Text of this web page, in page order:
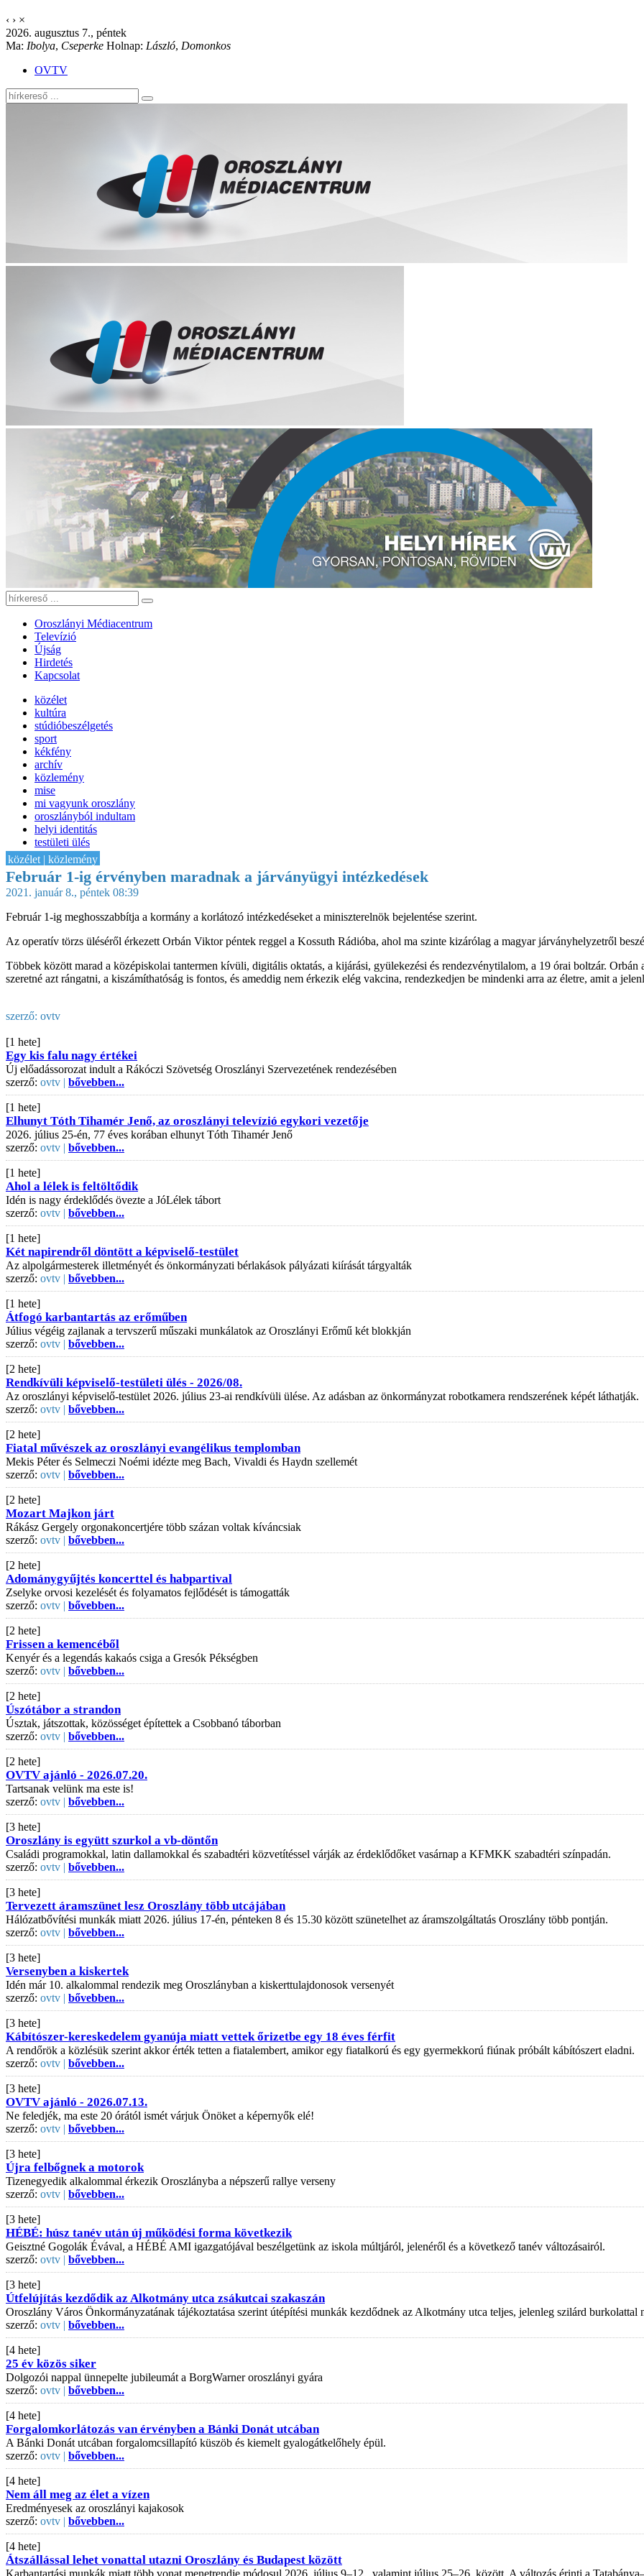
‹ › ×
2026. augusztus 7., péntek
Ma: Ibolya, Cseperke Holnap: László, Domonkos
OVTV
Oroszlányi Médiacentrum
Televízió
Újság
Hirdetés
Kapcsolat
közélet
kultúra
stúdióbeszélgetés
sport
kékfény
archív
közlemény
mise
mi vagyunk oroszlány
oroszlányból indultam
helyi identitás
testületi ülés
IT-HON
közélet | közlemény
Február 1-ig érvényben maradnak a járványügyi intézkedések
2021. január 8., péntek 08:39
Február 1-ig meghosszabbítja a kormány a korlátozó intézkedéseket a miniszterelnök bejelentése szerint.
Az operatív törzs üléséről érkezett Orbán Viktor péntek reggel a Kossuth Rádióba, ahol ma szinte kizárólag a magyar járványhelyzetről
Többek között marad a középiskolai tantermen kívüli, digitális oktatás, a kijárási, gyülekezési és rendezvénytilalom, a 19 órai boltzár.
szeretné azt rángatni, a kiszámíthatóság is fontos, és ameddig nem érkezik elég vakcina, rendezkedjen be mindenki arra az életre, amit a
szerző: ovtv
[1 hete]
Egy kis falu nagy értékei
Új előadássorozat indult a Rákóczi Szövetség Oroszlányi Szervezetének rendezésében
szerző: ovtv | bővebben...
[1 hete]
Elhunyt Tóth Tihamér Jenő, az oroszlányi televízió egykori vezetője
2026. július 25-én, 77 éves korában elhunyt Tóth Tihamér Jenő
szerző: ovtv | bővebben...
[1 hete]
Ahol a lélek is feltöltődik
Idén is nagy érdeklődés övezte a JóLélek tábort
szerző: ovtv | bővebben...
[1 hete]
Két napirendről döntött a képviselő-testület
Az alpolgármesterek illetményét és önkormányzati bérlakások pályázati kiírását tárgyalták
szerző: ovtv | bővebben...
[1 hete]
Átfogó karbantartás az erőműben
Július végéig zajlanak a tervszerű műszaki munkálatok az Oroszlányi Erőmű két blokkján
szerző: ovtv | bővebben...
[2 hete]
Rendkívüli képviselő-testületi ülés - 2026/08.
Az oroszlányi képviselő-testület 2026. július 23-ai rendkívüli ülése. Az adásban az önkormányzat robotkamera rendszerének képét láthatják.
szerző: ovtv | bővebben...
[2 hete]
Fiatal művészek az oroszlányi evangélikus templomban
Mekis Péter és Selmeczi Noémi idézte meg Bach, Vivaldi és Haydn szellemét
szerző: ovtv | bővebben...
[2 hete]
Mozart Majkon járt
Rákász Gergely orgonakoncertjére több százan voltak kíváncsiak
szerző: ovtv | bővebben...
[2 hete]
Adománygyűjtés koncerttel és habpartival
Zselyke orvosi kezelését és folyamatos fejlődését is támogatták
szerző: ovtv | bővebben...
[2 hete]
Frissen a kemencéből
Kenyér és a legendás kakaós csiga a Gresók Pékségben
szerző: ovtv | bővebben...
[2 hete]
Úszótábor a strandon
Úsztak, játszottak, közösséget építettek a Csobbanó táborban
szerző: ovtv | bővebben...
[2 hete]
OVTV ajánló - 2026.07.20.
Tartsanak velünk ma este is!
szerző: ovtv | bővebben...
[3 hete]
Oroszlány is együtt szurkol a vb-döntőn
Családi programokkal, latin dallamokkal és szabadtéri közvetítéssel várják az érdeklődőket vasárnap a KFMKK szabadtéri színpadán.
szerző: ovtv | bővebben...
[3 hete]
Tervezett áramszünet lesz Oroszlány több utcájában
Hálózatbővítési munkák miatt 2026. július 17-én, pénteken 8 és 15.30 között szünetelhet az áramszolgáltatás Oroszlány több pontján.
szerző: ovtv | bővebben...
[3 hete]
Versenyben a kiskertek
Idén már 10. alkalommal rendezik meg Oroszlányban a kiskerttulajdonosok versenyét
szerző: ovtv | bővebben...
[3 hete]
Kábítószer-kereskedelem gyanúja miatt vettek őrizetbe egy 18 éves férfit
A rendőrök a közlésük szerint akkor érték tetten a fiatalembert, amikor egy fiatalkorú és egy gyermekkorú fiúnak próbált kábítószert eladni.
szerző: ovtv | bővebben...
[3 hete]
OVTV ajánló - 2026.07.13.
Ne feledjék, ma este 20 órától ismét várjuk Önöket a képernyők elé!
szerző: ovtv | bővebben...
[3 hete]
Újra felbőgnek a motorok
Tizenegyedik alkalommal érkezik Oroszlányba a népszerű rallye verseny
szerző: ovtv | bővebben...
[3 hete]
HÉBÉ: húsz tanév után új működési forma következik
Geisztné Gogolák Évával, a HÉBÉ AMI igazgatójával beszélgetünk az iskola múltjáról, jelenéről és a következő tanév változásairól.
szerző: ovtv | bővebben...
[3 hete]
Útfelújítás kezdődik az Alkotmány utca zsákutcai szakaszán
Oroszlány Város Önkormányzatának tájékoztatása szerint útépítési munkák kezdődnek az Alkotmány utca teljes, jelenleg szilárd burkolattal
szerző: ovtv | bővebben...
[4 hete]
25 év közös siker
Dolgozói nappal ünnepelte jubileumát a BorgWarner oroszlányi gyára
szerző: ovtv | bővebben...
[4 hete]
Forgalomkorlátozás van érvényben a Bánki Donát utcában
A Bánki Donát utcában forgalomcsillapító küszöb és kiemelt gyalogátkelőhely épül.
szerző: ovtv | bővebben...
[4 hete]
Nem áll meg az élet a vízen
Eredményesek az oroszlányi kajakosok
szerző: ovtv | bővebben...
[4 hete]
Átszállással lehet vonattal utazni Oroszlány és Budapest között
Karbantartási munkák miatt több vonat menetrendje módosul 2026. július 9–12., valamint július 25–26. között. A változás érinti a